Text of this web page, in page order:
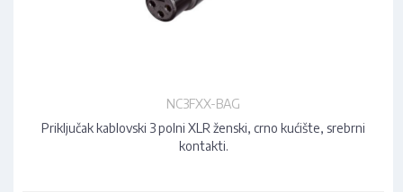
NC3FXX-BAG
Priključak kablovski 3 polni XLR ženski, crno kućište, srebrni
kontakti.